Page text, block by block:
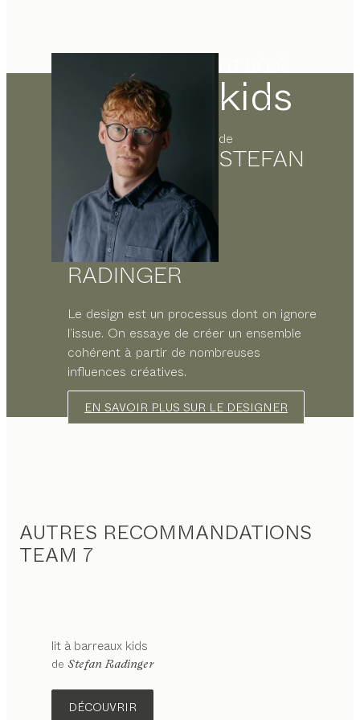
kids
de
STEFAN
RADINGER
Le design est un processus dont on ignore
l’issue. On essaye de créer un ensemble
cohérent à partir de nombreuses
influences créatives.
EN SAVOIR PLUS SUR LE DESIGNER
AUTRES RECOMMANDATIONS
TEAM 7
lit à barreaux kids
de Stefan Radinger
DÉCOUVRIR